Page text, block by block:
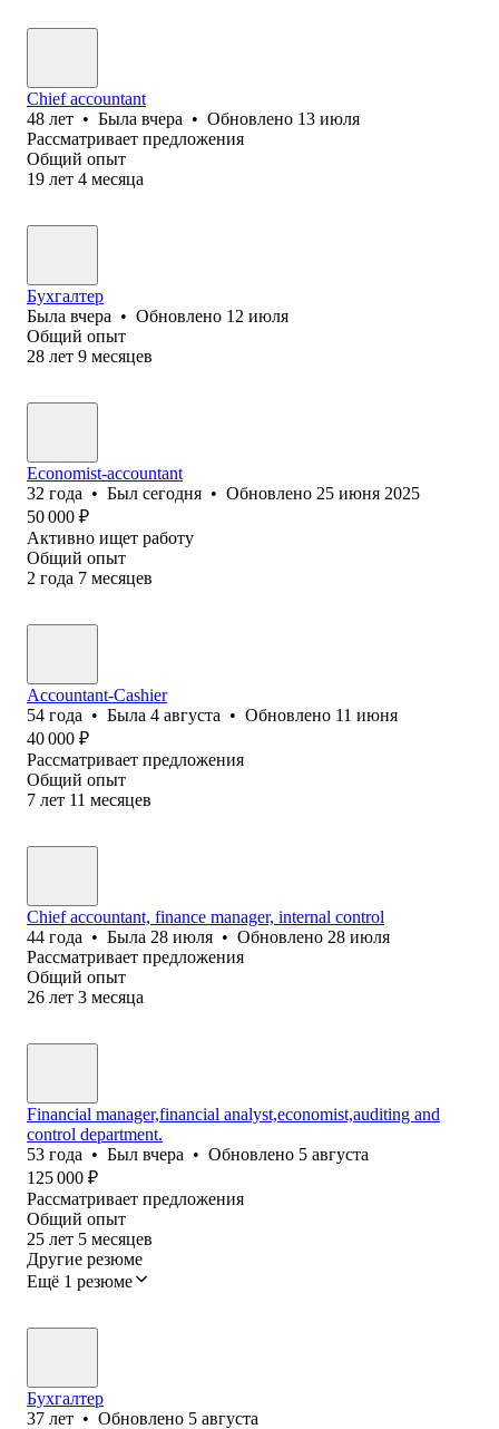
Chief accountant
48 лет • Была вчера • Обновлено 13 июля
Рассматривает предложения
Общий опыт
19 лет 4 месяца
Бухгалтер
Была вчера • Обновлено 12 июля
Общий опыт
28 лет 9 месяцев
Economist-accountant
32 года • Был сегодня • Обновлено 25 июня 2025
50 000 ₽
Активно ищет работу
Общий опыт
2 года 7 месяцев
Accountant-Cashier
54 года • Была 4 августа • Обновлено 11 июня
40 000 ₽
Рассматривает предложения
Общий опыт
7 лет 11 месяцев
Chief accountant, finance manager, internal control
44 года • Была 28 июля • Обновлено 28 июля
Рассматривает предложения
Общий опыт
26 лет 3 месяца
Financial manager,financial analyst,economist,auditing and
control department.
53 года • Был вчера • Обновлено 5 августа
125 000 ₽
Рассматривает предложения
Общий опыт
25 лет 5 месяцев
Другие резюме
Ещё 1 резюме
Бухгалтер
37 лет • Обновлено 5 августа